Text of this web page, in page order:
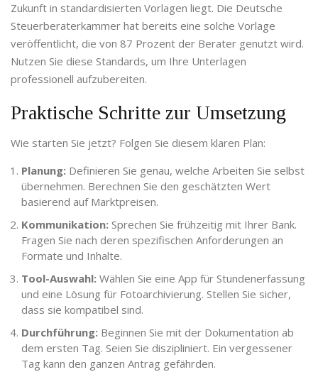
Zukunft in standardisierten Vorlagen liegt. Die Deutsche
Steuerberaterkammer hat bereits eine solche Vorlage
veröffentlicht, die von 87 Prozent der Berater genutzt wird.
Nutzen Sie diese Standards, um Ihre Unterlagen
professionell aufzubereiten.
Praktische Schritte zur Umsetzung
Wie starten Sie jetzt? Folgen Sie diesem klaren Plan:
Planung: Definieren Sie genau, welche Arbeiten Sie selbst
übernehmen. Berechnen Sie den geschätzten Wert
basierend auf Marktpreisen.
Kommunikation: Sprechen Sie frühzeitig mit Ihrer Bank.
Fragen Sie nach deren spezifischen Anforderungen an
Formate und Inhalte.
Tool-Auswahl: Wählen Sie eine App für Stundenerfassung
und eine Lösung für Fotoarchivierung. Stellen Sie sicher,
dass sie kompatibel sind.
Durchführung: Beginnen Sie mit der Dokumentation ab
dem ersten Tag. Seien Sie diszipliniert. Ein vergessener
Tag kann den ganzen Antrag gefährden.